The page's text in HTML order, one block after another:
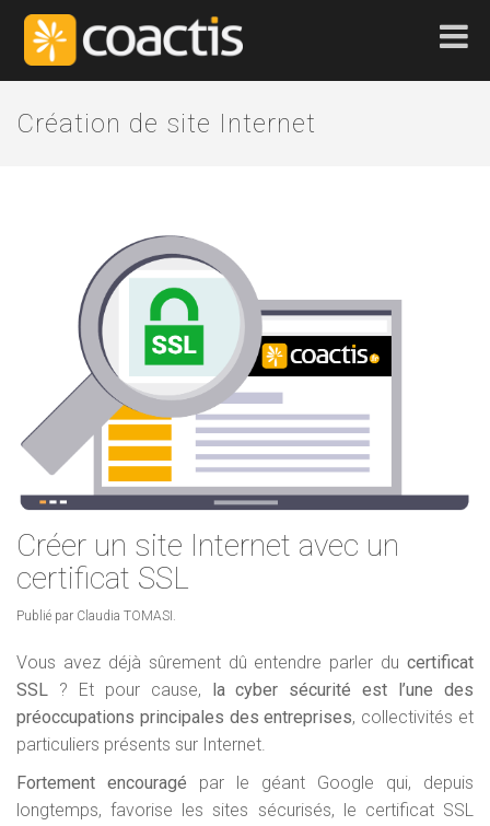
Création de site Internet
Créer un site Internet avec un
certificat SSL
Publié par Claudia TOMASI.
Vous avez déjà sûrement dû entendre parler du certificat
SSL ? Et pour cause,
la cyber sécurité est l’une des
préoccupations principales des entreprises, collectivités et
particuliers présents sur Internet.
Fortement encouragé par le géant Google qui, depuis
longtemps, favorise les sites sécurisés, le certificat SSL